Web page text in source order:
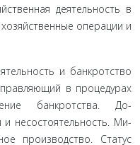
деятельность в
операции и
и банкротство
в проце­дурах
банкротства. До­
и несостоятельность. Ми­
производство. Статус